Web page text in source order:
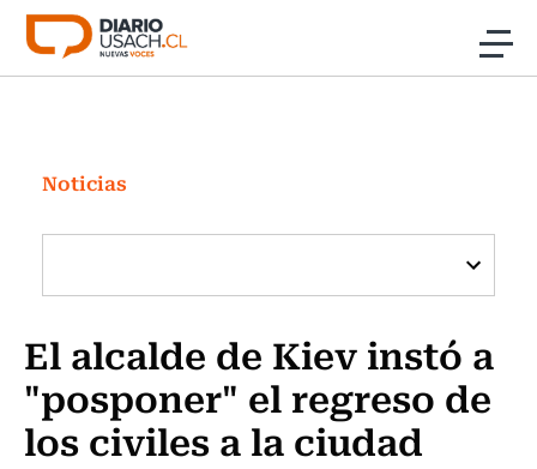
Click acá para ir directamente al contenido
Investigación
Cultura
Programas Radio y TV Usach
Noticias
El alcalde de Kiev instó a
"posponer" el regreso de
los civiles a la ciudad